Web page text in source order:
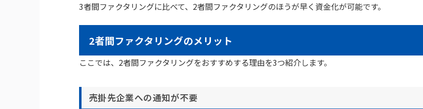
3者間ファクタリングに比べて、2者間ファクタリングのほうが早く資金化が可能です。
2者間ファクタリングのメリット
ここでは、2者間ファクタリングをおすすめする理由を3つ紹介します。
売掛先企業への通知が不要